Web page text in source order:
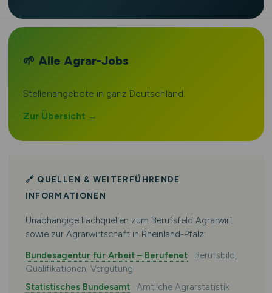
🌱 Alle Agrar-Jobs
Stellenangebote in ganz Deutschland.
Zur Übersicht →
🔗 QUELLEN & WEITERFÜHRENDE
INFORMATIONEN
Unabhängige Fachquellen zum Berufsfeld Agrarwirt
sowie zur Agrarwirtschaft in Rheinland-Pfalz:
Bundesagentur für Arbeit – Berufenet· Berufsbild,
Qualifikationen, Vergütung
Statistisches Bundesamt· Amtliche Agrarstatistik